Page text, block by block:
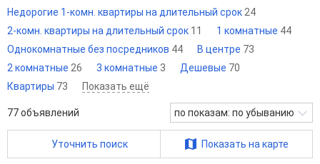
Недорогие 1-комн. квартиры на длительный срок 24
2-комн. квартиры на длительный срок 11 1 комнатные 44
Однокомнатные без посредников 44 В центре 73
2 комнатные 26 3 комнатные 3 Дешевые 70
Квартиры 73 Показать ещё
77объявлений по показам: по убыванию
Уточнить поиск Показать на карте